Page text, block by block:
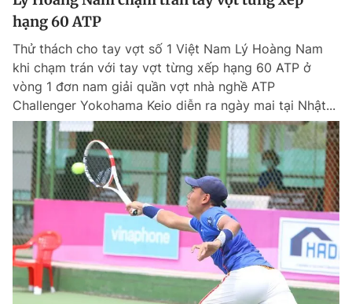
hạng 60 ATP
Thử thách cho tay vợt số 1 Việt Nam Lý Hoàng Nam
khi chạm trán với tay vợt từng xếp hạng 60 ATP ở
vòng 1 đơn nam giải quần vợt nhà nghề ATP
Challenger Yokohama Keio diễn ra ngày mai tại Nhật...